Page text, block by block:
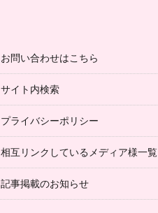
お問い合わせはこちら
サイト内検索
プライバシーポリシー
相互リンクしているメディア様一覧
記事掲載のお知らせ